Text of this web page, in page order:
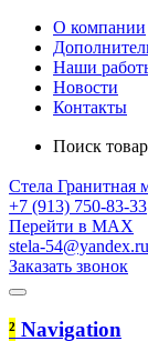
О компании
Наши
Новости
Контакты
Поиск
Стела Гранитная
+7 (913) 750-83-33
Перейти в MAX
stela-54@yandex.ru
Заказать звонок
² Navigation